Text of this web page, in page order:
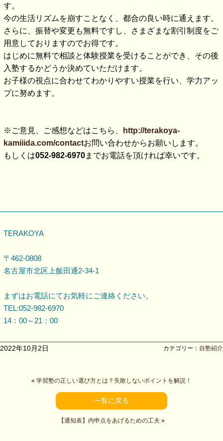
す。
今の生活リズムを崩すことなく、都合の良い時に通えます。
さらに、振替や変更も無料ですし、さまざまな割引制度をご
用意しておりますのでお得です。
はじめに無料で相談と体験授業を受けることができ、その後
入塾するかどうか決めていただけます。
お子様の視点に合わせてわかりやすい授業を行い、学力アッ
プに努めます。
※ご意見、ご感想などはこちら、
http://terakoya-
kamiiida.com/contactお問い合わせからお願いします。
もしくは052-982-6970までお電話を頂ければ幸いです。
TERAKOYA
〒462-0808
名古屋市北区上飯田通2-34-1
まずはお電話にてお気軽にご連絡ください。
TEL:052-982-6970
14：00～21：00
2022年10月2日 カテゴリー： 自塾紹介
« 学習塾の正しい選び方とは？失敗しないポイントを解説！
一覧に戻る
【通知表】内申点をあげるための工夫 »